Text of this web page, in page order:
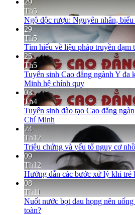
29
Th5
Ngộ độc rượu: Nguyên nhân,
29
Th5
Tìm hiểu về liệu pháp truyền đạm
25
Th5
Tuyển sinh Cao đẳng ngành Y đa
Minh hệ chính quy
03
Th4
Tuyển sinh đào tạo Cao đẳng
Chí Minh
24
Th12
Triệu chứng và yếu tố nguy cơ
09
Th12
Hướng dẫn các bước xử lý khi trẻ
08
Th11
Nuốt nước bọt đau họng nên
toàn?